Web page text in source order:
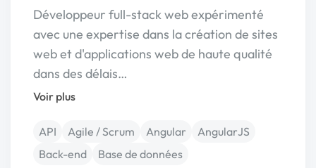
Développeur full-stack web expérimenté
avec une expertise dans la création de sites
web et d'applications web de haute qualité
dans des délais…
Voir plus
API Agile / Scrum Angular
AngularJS
Back-end
Base de données